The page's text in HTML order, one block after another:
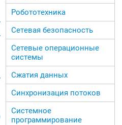
Робототехника
Сетевая безопасность
Сетевые операционные
системы
Сжатия данных
Синхронизация потоков
Системное
программирование